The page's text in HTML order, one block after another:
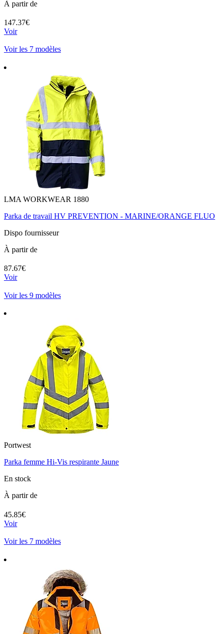
À partir de
147.37€
Voir
Voir les 7 modèles
LMA WORKWEAR 1880
Parka de travail HV PREVENTION - MARINE/ORANGE FLUO
Dispo fournisseur
À partir de
87.67€
Voir
Voir les 9 modèles
Portwest
Parka femme Hi-Vis respirante Jaune
En stock
À partir de
45.85€
Voir
Voir les 7 modèles